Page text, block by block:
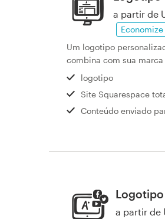
a partir de
Um logotipo
combina com sua marca
logotipo
Site Squarespace
Conteúdo enviado
a partir de
da marca